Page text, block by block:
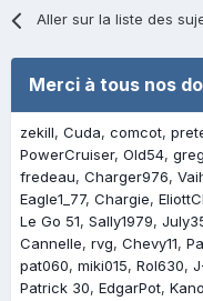
Aller sur la liste des
Merci à tous nos
zekill Cuda comcot
PowerCruiser Old54
fredeau Charger976
Eagle1_77 Chargie
Le Go 51 Sally1979
Cannelle rvg Chevy11
pat060 miki015 Rol630
Patrick 30 EdgarPot